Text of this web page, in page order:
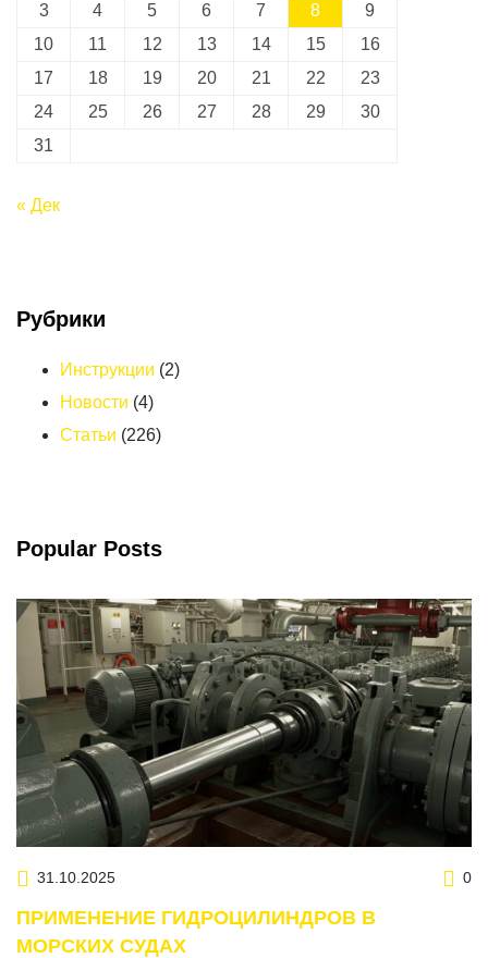
3
4 5 6 7 8
9
10
11 12 13 14 15
16
17
18 19 20 21 22
23
24
25 26 27 28 29
30
31
« Дек
Рубрики
Инструкции (2)
Новости (4)
Статьи (226)
Popular Posts
31.10.2025 0
ПРИМЕНЕНИЕ ГИДРОЦИЛИНДРОВ В
МОРСКИХ СУДАХ